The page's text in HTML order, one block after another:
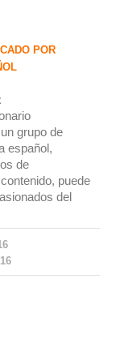
POR
grupo de
español,
de
puede
del